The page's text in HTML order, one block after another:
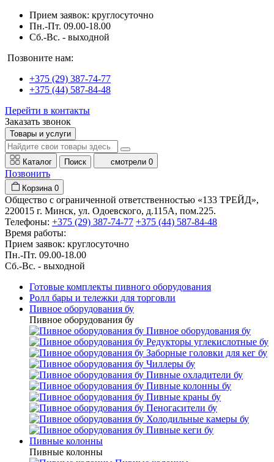
Прием заявок: круглосуточно
Пн.-Пт. 09.00-18.00
Cб.-Вс. - выходной
Позвоните нам:
+375 (29) 387-74-77
+375 (44) 587-84-48
Перейти в контакты
Заказать звонок
Товары и услуги
Каталог Поиск смотрели 0
Позвонить
Корзина 0
Общество с ограниченной ответственностью «133 ТРЕЙД»,
220015 г. Минск, ул. Одоевского, д.115А, пом.225.
Телефоны: +375 (29) 387-74-77 +375 (44) 587-84-48
Время работы:
Прием заявок: круглосуточно
Пн.-Пт. 09.00-18.00
Cб.-Вс. - выходной
Готовые комплекты пивного оборудования
Ролл бары и тележки для торговли
Пивное оборудования бу
Пивное оборудования бу
Пивное оборудования бу
Редукторы углекислотные бу
Заборные головки для кег бу
Чиллеры бу
Пивные охладители бу
Пивные колонны бу
Пивные краны бу
Пеногасители бу
Холодильные камеры бу
Пивные кеги бу
Пивные колонны
Пивные колонны